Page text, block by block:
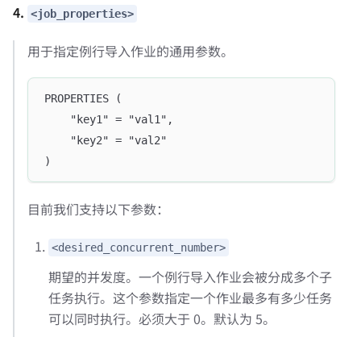
4. <job_properties>
用于指定例行导入作业的通用参数。
PROPERTIES (
    "key1" = "val1",
    "key2" = "val2"
)
目前我们支持以下参数：
<desired_concurrent_number>
期望的并发度。一个例行导入作业会被分成多个子
任务执行。这个参数指定一个作业最多有多少任务
可以同时执行。必须大于 0。默认为 5。